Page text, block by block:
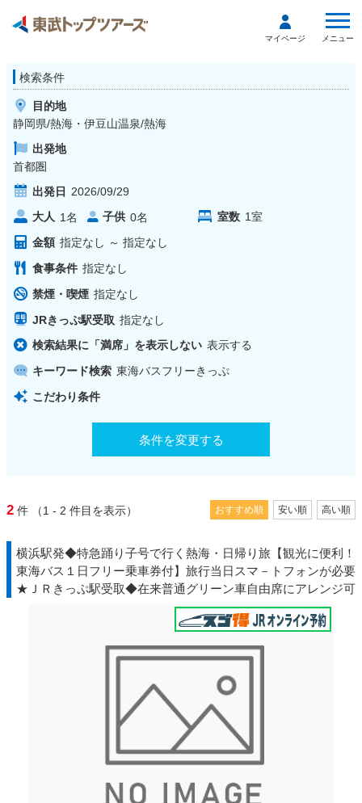
マイページ メニュー
検索条件
目的地
静岡県/熱海・伊豆山温泉/熱海
出発地
首都圏
出発日 2026/09/29
大人 1名 子供 0名 室数 1室
金額 指定なし ～ 指定なし
食事条件 指定なし
禁煙・喫煙 指定なし
JRきっぷ駅受取 指定なし
検索結果に「満席」を表示しない 表示する
キーワード検索 東海バスフリーきっぷ
こだわり条件
条件を変更する
2 件 （1 - 2 件目を表示） おすすめ順 安い順 高い順
横浜駅発◆特急踊り子号で行く熱海・日帰り旅【観光に便利！
東海バス１日フリー乗車券付】旅行当日スマ－トフォンが必要
★ＪＲきっぷ駅受取◆在来普通グリーン車自由席にアレンジ可